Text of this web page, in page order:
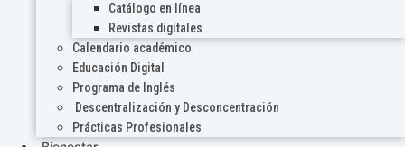
Catálogo en línea
Revistas digitales
Calendario académico
Educación Digital
Programa de Inglés
Descentralización y Desconcentración
Prácticas Profesionales